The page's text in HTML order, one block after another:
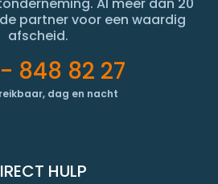
partner voor een waardig
afscheid.
848 82 27
dag en nacht
HULP